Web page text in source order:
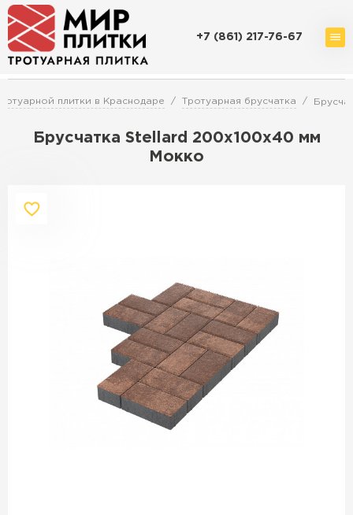
+7 (861) 217-76-67
плитки в Краснодаре Тротуарная брусчатка
Брусчатка Stellard 200х100х40 мм
Мокко
Продажа бордюров в
Краснодаре
ПЕРЕЙТИ